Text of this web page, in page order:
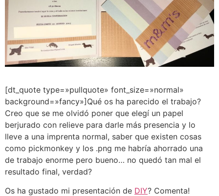
[dt_quote type=»pullquote» font_size=»normal»
background=»fancy»]Qué os ha parecido el trabajo?
Creo que se me olvidó poner que elegí un papel
berjurado con relieve para darle más presencia y lo
lleve a una imprenta normal, saber que existen cosas
como pickmonkey y los .png me habría ahorrado una
de trabajo enorme pero bueno… no quedó tan mal el
resultado final, verdad?
Os ha gustado mi presentación de DIY? Comenta!